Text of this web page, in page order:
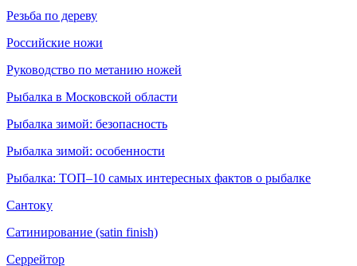
Резьба по дереву
Российские ножи
Руководство по метанию ножей
Рыбалка в Московской области
Рыбалка зимой: безопасность
Рыбалка зимой: особенности
Рыбалка: ТОП–10 самых интересных фактов о рыбалке
Сантоку
Сатинирование (satin finish)
Серрейтор